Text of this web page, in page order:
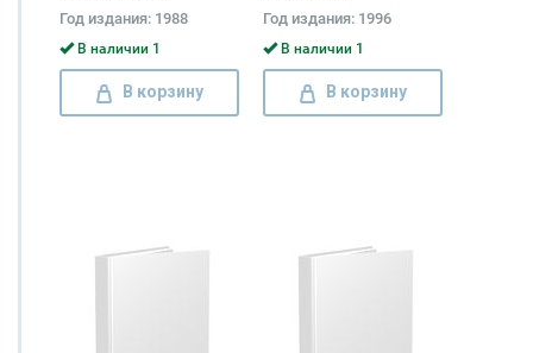
Год издания: 1988
В наличии 1
В корзину
Год издания: 1996
В наличии 1
В корзину